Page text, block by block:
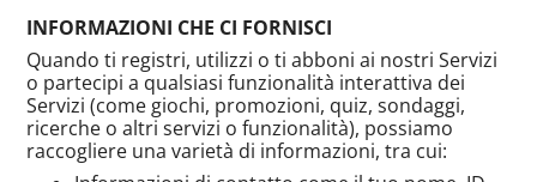
INFORMAZIONI CHE CI FORNISCI
Quando ti registri, utilizzi o ti abboni ai nostri Servizi
o partecipi a qualsiasi funzionalità interattiva dei
Servizi (come giochi, promozioni, quiz, sondaggi,
ricerche o altri servizi o funzionalità), possiamo
raccogliere una varietà di informazioni, tra cui: